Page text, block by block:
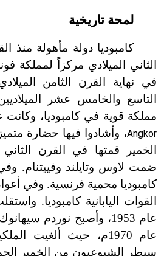
لمحة تاريخية
كامبوديا دولة مأهولة منذ
الثاني الميلادي مركزاً لمملكة
في نهاية القرن الثامن
التاسع والخامس عشر
مملكة قوية في كامبوديا، وكانت
Angkor، وأشادوا فيها حضارة
الخمير قمتها في القرن
كامبوديا محمية فرنسية. وفي
القوات اليابانية كامبوديا.
عام 1953، وأصبح نوردم
سيطر الشيوعيون من الخمير